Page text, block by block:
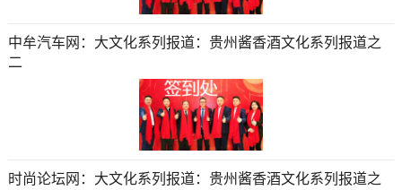
中牟汽车网：大文化系列报道：贵州酱香酒文化系列报道之
二
时尚论坛网：大文化系列报道：贵州酱香酒文化系列报道之